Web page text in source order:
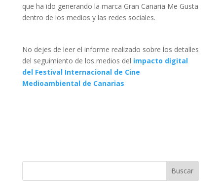
que ha ido generando la marca Gran Canaria Me Gusta
dentro de los medios y las redes sociales.
No dejes de leer el informe realizado sobre los detalles
del seguimiento de los medios del impacto digital
del Festival Internacional de Cine
Medioambiental de Canarias
Buscar